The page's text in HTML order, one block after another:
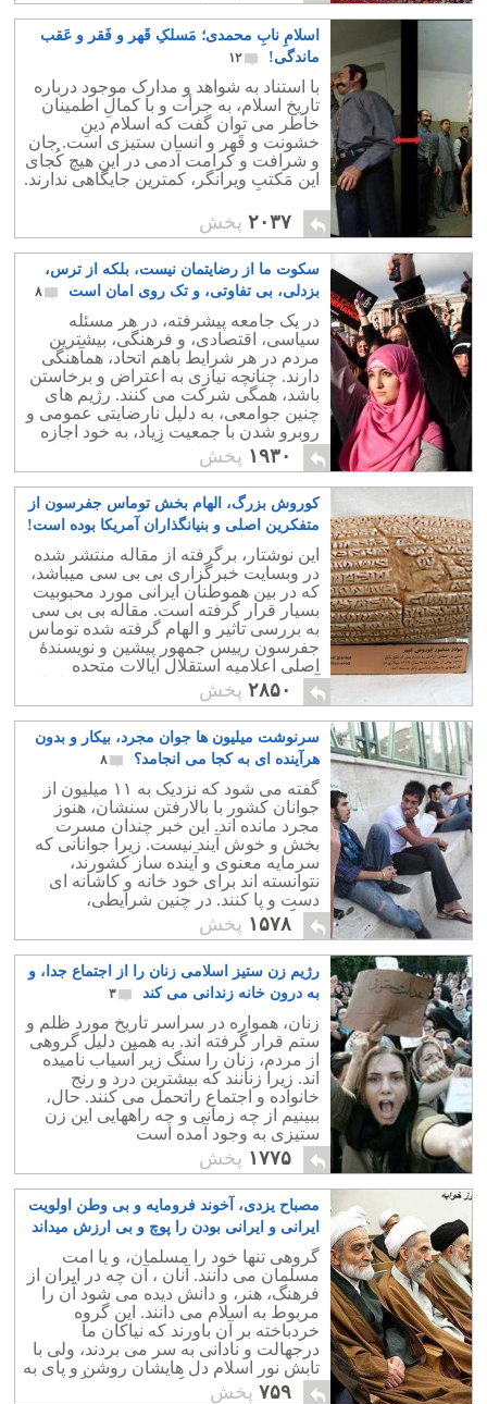
اسلامِ نابِ محمدی؛ مَسلکِ قَهر و فَقر و عَقب
ماندگی!
۱۲
با استناد به شواهد و مدارک موجود درباره
تاریخ اسلام، به جرأت و با کمالِ اطمینان
خاطر می توان گفت که اسلام دینِ
خشونت و قَهر و انسان ستیزی است. جان
و شرافت و کرامت آدمی در این هیچ کُجای
این مَکتبِ ویرانگر، کمترین جایگاهی ندارند.
۲۰۳۷ پخش
سکوت ما از رضایتمان نیست، بلکه از ترس،
بزدلی، بی تفاوتی، و تک روی امان است
۸
در یک جامعه پیشرفته، در هر مسئله
سیاسی، اقتصادی، و فرهنگی، بیشترین
مردم در هر شرایط باهم اتحاد، همآهنگی
دارند. چنانچه نیازی به اعتراض و برخاستن
باشد، همگی شرکت می کنند. رژیم های
چنین جوامعی، به دلیل نارضایتی عمومی و
روبرو شدن با جمعیت زیاد، به خود اجازه
نمی دهند کسی را دستگیر کنند، به محاکمه
کشند.
۱۹۳۰ پخش
کوروش بزرگ، الهام بخش توماس جفرسون از
متفکرین اصلی و بنیانگذاران آمریکا بوده است!
این نوشتار، برگرفته از مقاله منتشر شده
در وبسایت خبرگزاری بی بی سی میباشد،
که در بین هموطنان ایرانی مورد محبوبیت
بسیار قرار گرفته است. مقاله بی بی سی
به بررسی تاثیر و الهام گرفته شده توماس
جفرسون رییس جمهور پیشین و نویسندهٔ
اصلی اعلامیه استقلال ایالات متحده
آمریکا، از کوروش پادشاه هخامنشی ایران
است.
۲۸۵۰ پخش
سرنوشت میلیون ها جوان مجرد، بیکار و بدون
هرآینده ای به کجا می انجامد؟
۸
گفته می شود که نزدیک به ۱۱ میلیون از
جوانان کشور با بالارفتن سنشان، هنوز
مجرد مانده اند. این خبر چندان مسرت
بخش و خوش آیند نیست. زیرا جوانانی که
سرمایه معنوی و آینده ساز کشورند،
نتوانسته اند برای خود خانه و کاشانه ای
دست و پا کنند. در چنین شرایطی،
سرگردان، بی برنامه، دلسرد و نامیددر
زندگی میمانند.
۱۵۷۸ پخش
رژیم زن ستیز اسلامی زنان را از اجتماع جدا، و
به درون خانه زندانی می کند
۳
زنان، همواره در سراسر تاریخ مورد ظلم و
ستم قرار گرفته اند. به همین دلیل گروهی
از مردم، زنان را سنگ زیر آسیاب نامیده
اند. زیرا زنانند که بیشترین درد و رنج
خانواده و اجتماع راتحمل می کنند. حال،
ببینیم از چه زمانی و چه راههایی این زن
ستیزی به وجود آمده است
۱۷۷۵ پخش
مصباح یزدی، آخوند فرومایه و بی وطن اولویت
ایرانی و ایرانی بودن را پوچ و بی ارزش میداند
گروهی تنها خود را مسلمان، و یا امت
مسلمان می دانند. آنان ، آن چه در ایران از
فرهنگ، هنر، و دانش دیده می شود آن را
مربوط به اسلام می دانند. این گروه
خردباخته بر آن باورند که نیاکان ما
درجهالت و نادانی به سر می بردند، ولی با
تابش نور اسلام دل هایشان روشن و پای به
مدنیت، دانش، فرهنگ و پیشرفت گذاشتند.
۷۵۹ پخش